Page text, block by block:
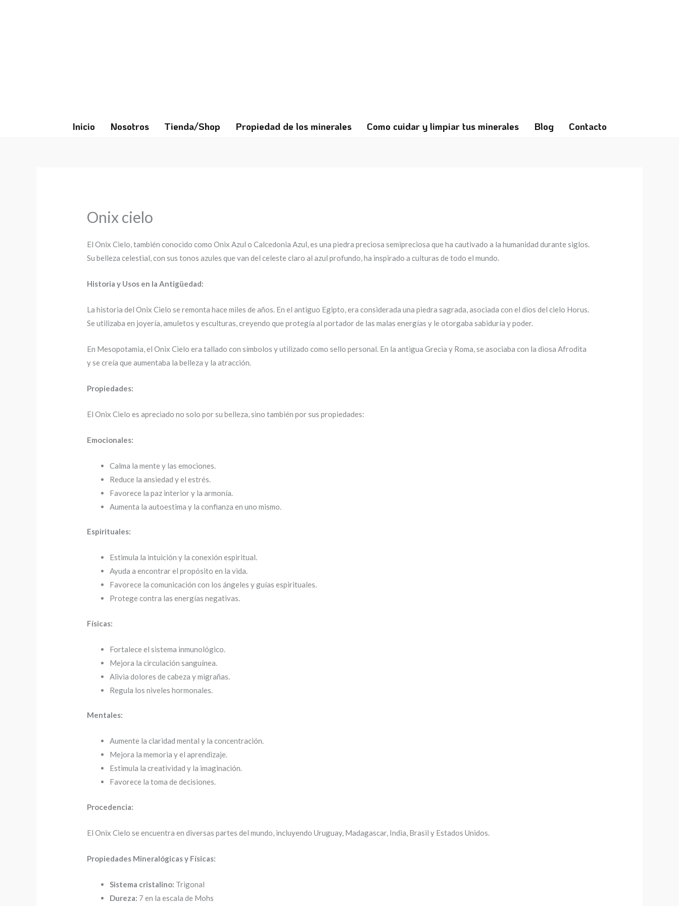
Inicio Nosotros Tienda/Shop Propiedad de los minerales Como cuidar y limpiar tus minerales Blog Contacto
Onix cielo
El Onix Cielo, también conocido como Onix Azul o Calcedonia Azul, es una piedra preciosa semipreciosa que ha cautivado a la humanidad durante siglos.
Su belleza celestial, con sus tonos azules que van del celeste claro al azul profundo, ha inspirado a culturas de todo el mundo.
Historia y Usos en la Antigüedad:
La historia del Onix Cielo se remonta hace miles de años. En el antiguo Egipto, era considerada una piedra sagrada, asociada con el dios del cielo Horus.
Se utilizaba en joyería, amuletos y esculturas, creyendo que protegía al portador de las malas energías y le otorgaba sabiduría y poder.
En Mesopotamia, el Onix Cielo era tallado con símbolos y utilizado como sello personal. En la antigua Grecia y Roma, se asociaba con la diosa Afrodita
y se creía que aumentaba la belleza y la atracción.
Propiedades:
El Onix Cielo es apreciado no solo por su belleza, sino también por sus propiedades:
Emocionales:
Calma la mente y las emociones.
Reduce la ansiedad y el estrés.
Favorece la paz interior y la armonía.
Aumenta la autoestima y la confianza en uno mismo.
Espirituales:
Estimula la intuición y la conexión espiritual.
Ayuda a encontrar el propósito en la vida.
Favorece la comunicación con los ángeles y guías espirituales.
Protege contra las energías negativas.
Físicas:
Fortalece el sistema inmunológico.
Mejora la circulación sanguínea.
Alivia dolores de cabeza y migrañas.
Regula los niveles hormonales.
Mentales:
Aumente la claridad mental y la concentración.
Mejora la memoria y el aprendizaje.
Estimula la creatividad y la imaginación.
Favorece la toma de decisiones.
Procedencia:
El Onix Cielo se encuentra en diversas partes del mundo, incluyendo Uruguay, Madagascar, India, Brasil y Estados Unidos.
Propiedades Mineralógicas y Físicas:
Sistema cristalino: Trigonal
Dureza: 7 en la escala de Mohs